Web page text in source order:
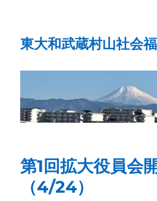
東大和武蔵村山社会
第1回拡大役員会
（4/24）